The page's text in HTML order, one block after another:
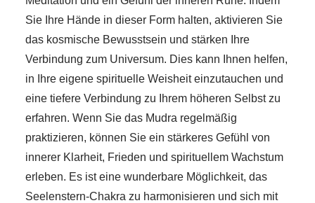
Sie Ihre Hände in dieser Form halten, aktivieren Sie
das kosmische Bewusstsein und stärken Ihre
Verbindung zum Universum. Dies kann Ihnen helfen,
in Ihre eigene spirituelle Weisheit einzutauchen und
eine tiefere Verbindung zu Ihrem höheren Selbst zu
erfahren. Wenn Sie das Mudra regelmäßig
praktizieren, können Sie ein stärkeres Gefühl von
innerer Klarheit, Frieden und spirituellem Wachstum
erleben. Es ist eine wunderbare Möglichkeit, das
Seelenstern-Chakra zu harmonisieren und sich mit